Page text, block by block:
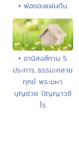
• พ่อของแผ่นดิน
• อานิสงส์ทาน 5
ประการ..ธรรมะคลาย
ทุกข์ พระมหา
บุญช่วย ปัญญาวชิ
โร